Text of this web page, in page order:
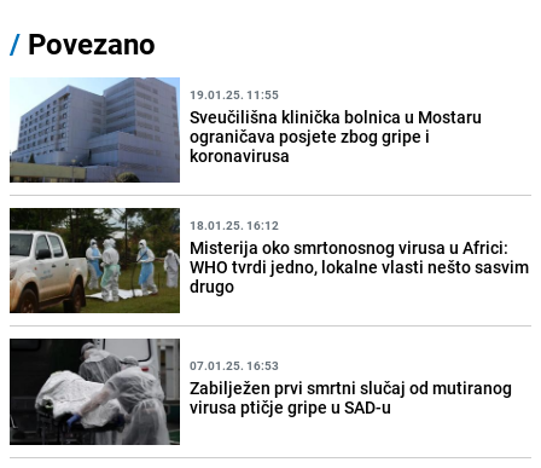
/ Povezano
19.01.25. 11:55
Sveučilišna klinička bolnica u Mostaru
ograničava posjete zbog gripe i
koronavirusa
18.01.25. 16:12
Misterija oko smrtonosnog virusa u Africi:
WHO tvrdi jedno, lokalne vlasti nešto sasvim
drugo
07.01.25. 16:53
Zabilježen prvi smrtni slučaj od mutiranog
virusa ptičje gripe u SAD-u